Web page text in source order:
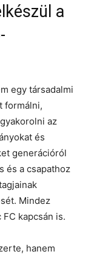
a
egy társadalmi
formálni,
az
és
generációról
és a csapathoz
Mindez
kapcsán is.
hanem